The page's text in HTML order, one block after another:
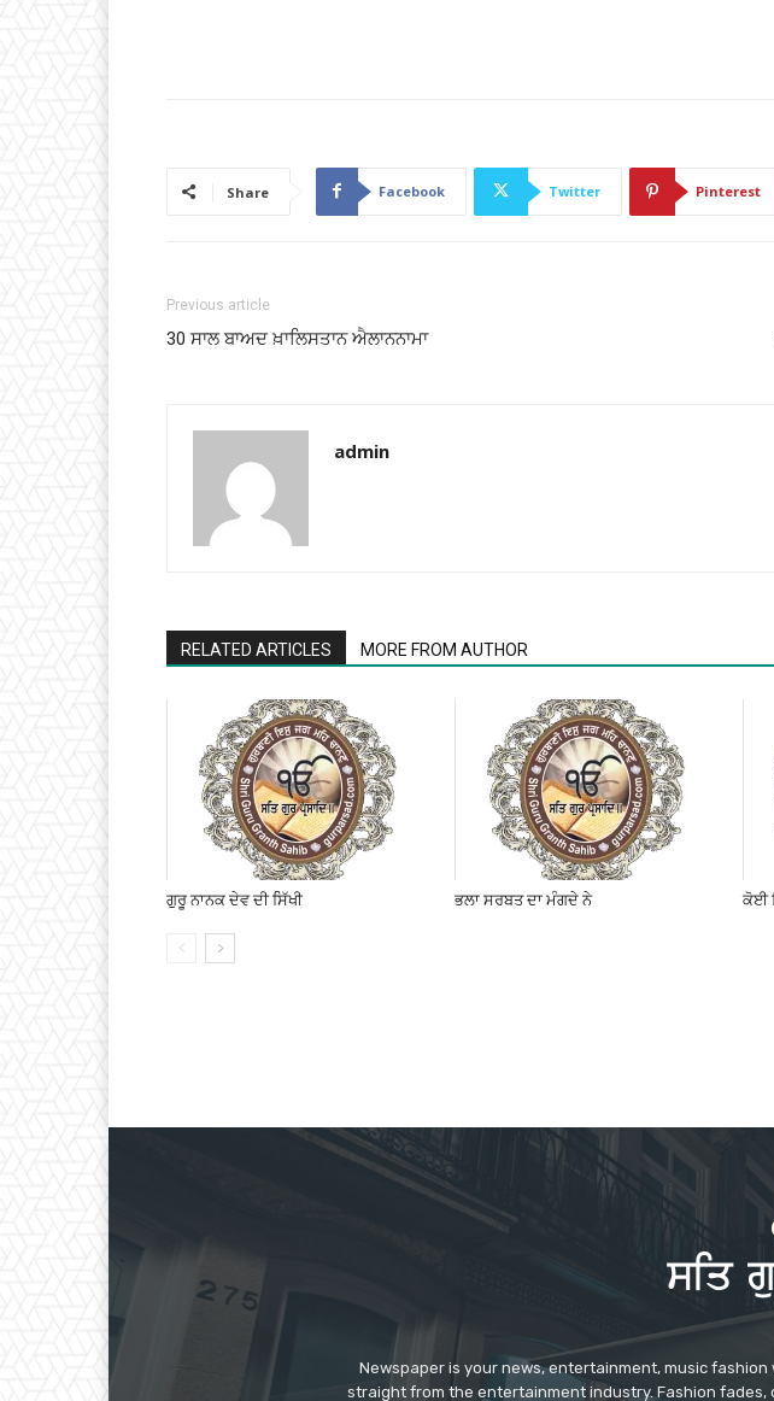
Share Facebook Twitter Pinterest
Previous article
30 ਸਾਲ ਬਾਅਦ ਖ਼ਾਲਿਸਤਾਨ ਐਲਾਨਨਾਮਾ
admin
RELATED ARTICLES MORE FROM AUTHOR
ਗੁਰੂ ਨਾਨਕ ਦੇਵ ਦੀ ਸਿੱਖੀ ਭਲਾ ਸਰਬਤ ਦਾ ਮੰਗਦੇ ਨੇ ਕੋਈ
Newspaper is your news, entertainment, music
straight from the entertainment industry. Fashion fades,